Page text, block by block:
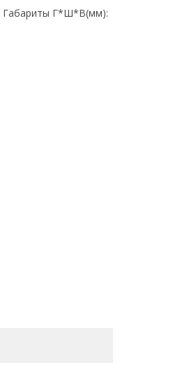
Габариты Г*Ш*В(мм):